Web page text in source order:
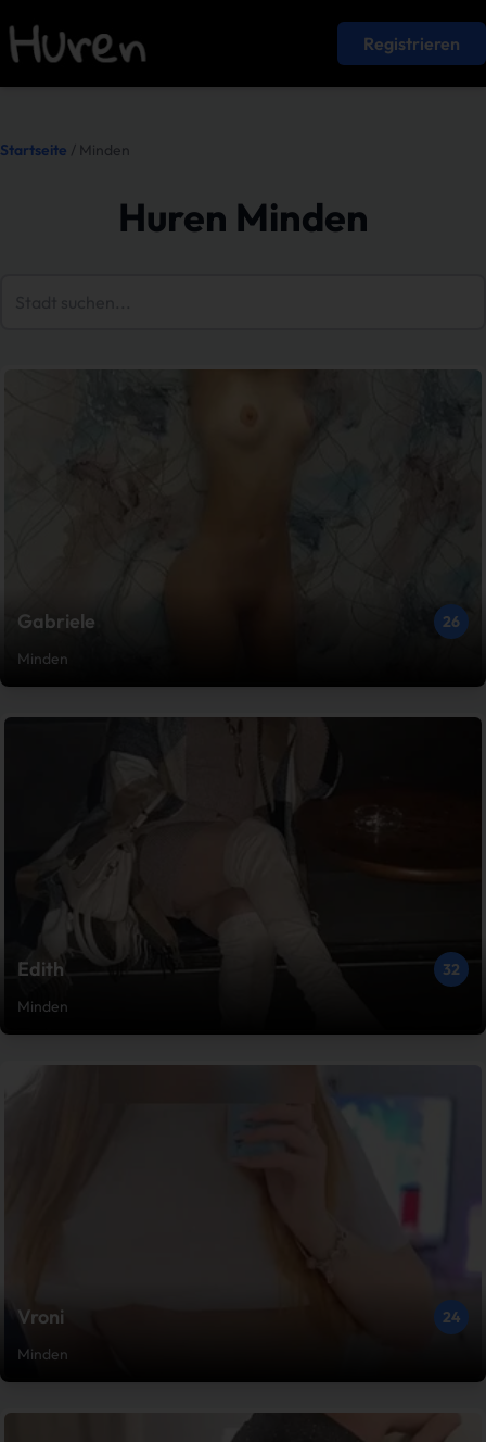
Registrieren
Startseite / Minden
Huren Minden
Gabriele
26
Minden
Edith
32
Minden
Vroni
24
Minden